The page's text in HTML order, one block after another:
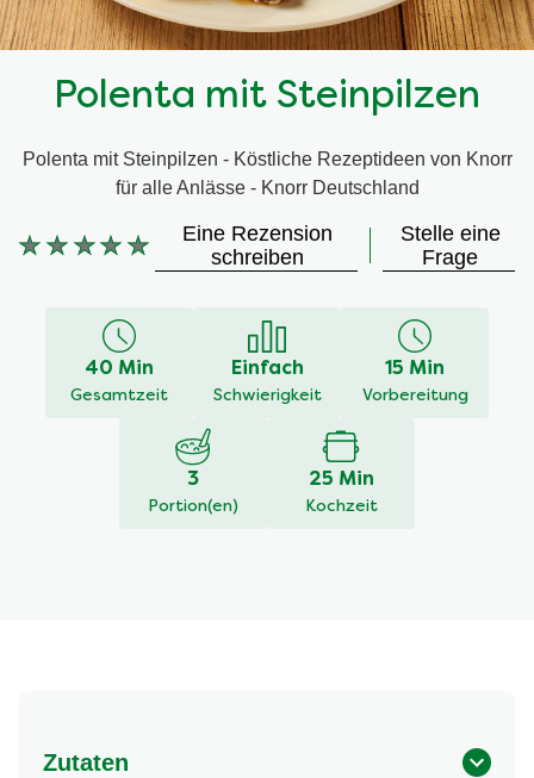
Polenta mit Steinpilzen
Polenta mit Steinpilzen - Köstliche Rezeptideen von Knorr
für alle Anlässe - Knorr Deutschland
Keine
abgegeben
Eine Rezension
schreiben
Stelle eine
Frage
40 Min
Gesamtzeit
Einfach
Schwierigkeit
15 Min
Vorbereitung
3
Portion(en)
25 Min
Kochzeit
Zutaten